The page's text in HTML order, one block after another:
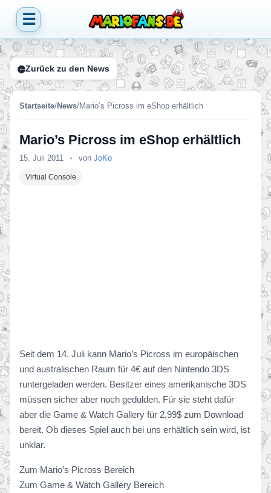
☰
Zurück zu den News
Startseite/News/Mario’s Picross im eShop erhältlich
Mario’s Picross im eShop erhältlich
15. Juli 2011 • von JoKo
Virtual Console
Seit dem 14. Juli kann Mario’s Picross im europäischen
und australischen Raum für 4€ auf den Nintendo 3DS
runtergeladen werden. Besitzer eines amerikanische 3DS
müssen sicher aber noch gedulden. Für sie steht dafür
aber die Game & Watch Gallery für 2,99$ zum Download
bereit. Ob dieses Spiel auch bei uns erhältlich sein wird, ist
unklar.
Zum Mario’s Picross Bereich
Zum Game & Watch Gallery Bereich